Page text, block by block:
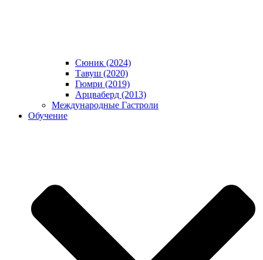
Сюник (2024)
Тавуш (2020)
Гюмри (2019)
Арцваберд (2013)
Международные Гастроли
Обучение